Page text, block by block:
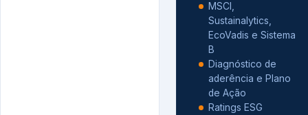
MSCI,
Sustainalytics,
EcoVadis e Sistema
B
Diagnóstico de
aderência e Plano
de Ação
Ratings ESG